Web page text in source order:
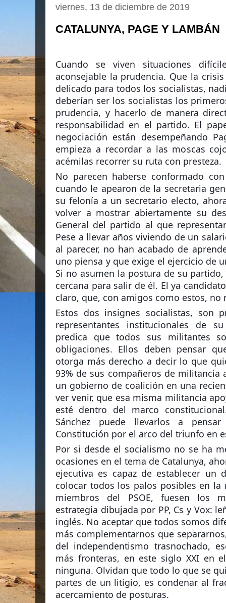
viernes, 13 de diciembre de 2019
CATALUNYA, PAGE Y LAMBÁN
Cuando se viven situaciones
aconsejable la prudencia. Que la
delicado para todos los socialistas,
deberían ser los socialistas los
prudencia, y hacerlo de manera
responsabilidad en el partido. El
negociación están desempeñando
empieza a recordar a las moscas
acémilas recorrer su ruta con presteza.
No parecen haberse conformado
cuando le apearon de la secretaria
su felonía a un secretario electo,
volver a mostrar abiertamente su
General del partido al que
Pese a llevar años viviendo de un
al parecer, no han acabado de
uno piensa y que exige el ejercicio de
Si no asumen la postura de su
cercana para salir de él. El ya
claro, que, con amigos como estos, no
Estos dos insignes socialistas, son
representantes institucionales de
predica que todos sus militantes
obligaciones. Ellos deben pensar
otorga más derecho a decir lo que
93% de sus compañeros de militancia
un gobierno de coalición en una
ver venir, que esa misma militancia
esté dentro del marco
Sánchez puede llevarlos a
Constitución por el arco del triunfo en
Por si desde el socialismo no se ha
ocasiones en el tema de Catalunya,
ejecutiva es capaz de establecer un
colocar todos los palos posibles en
miembros del PSOE, fuesen los
estrategia dibujada por PP, Cs y Vox:
inglés. No aceptar que todos somos
más complementarnos que
del independentismo trasnochado,
más fronteras, en este siglo XXI en
ninguna. Olvidan que todo lo que se
partes de un litigio, es condenar al
acercamiento de posturas.